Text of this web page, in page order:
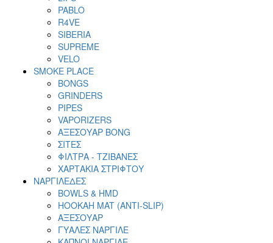
PABLO
R4VE
SIBERIA
SUPREME
VELO
SMOKE PLACE
BONGS
GRINDERS
PIPES
VAPORIZERS
ΑΞΕΣΟΥΑΡ BONG
ΣΙΤΕΣ
ΦΙΛΤΡΑ - ΤΖΙΒΑΝΕΣ
ΧΑΡΤΑΚΙΑ ΣΤΡΙΦΤΟΥ
ΝΑΡΓΙΛΕΔΕΣ
BOWLS & HMD
HOOKAH MAT (ANTI-SLIP)
ΑΞΕΣΟΥΑΡ
ΓΥΑΛΕΣ ΝΑΡΓΙΛΕ